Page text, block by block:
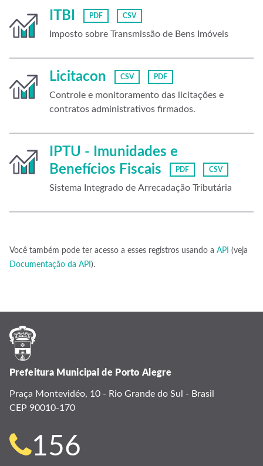
ITBI PDF CSV
Imposto sobre Transmissão de Bens Imóveis
Licitacon CSV PDF
Controle e monitoramento das licitações e
contratos administrativos firmados.
IPTU - Imunidades e
Benefícios Fiscais
PDF CSV
Sistema Integrado de Arrecadação Tributária
Você também pode ter acesso a esses registros usando a API (veja
Documentação da API ).
Prefeitura Municipal de Porto Alegre
Praça Montevidéo, 10 - Rio Grande do Sul - Brasil
CEP 90010-170
Telefone
156